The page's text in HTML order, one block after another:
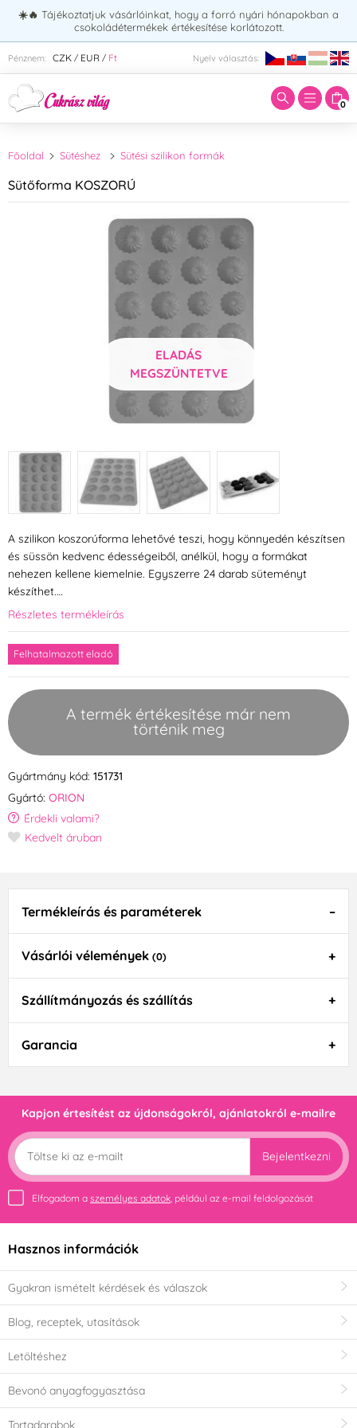
☀️🔥 Tájékoztatjuk vásárlóinkat, hogy a forró nyári hónapokban a
csokoládétermékek értékesítése korlátozott.
Pénznem: CZK / EUR / Ft Nyelv választás:
0
Adja meg a keresett kifejezést:
Főoldal Sütéshez Sütési szilikon formák
Sütőforma KOSZORÚ
ELADÁS
MEGSZÜNTETVE
A szilikon koszorúforma lehetővé teszi, hogy könnyedén készítsen
és süssön kedvenc édességeiből, anélkül, hogy a formákat
nehezen kellene kiemelnie. Egyszerre 24 darab süteményt
készíthet.…
Részletes termékleírás
Felhatalmazott eladó
A termék értékesítése már nem
történik meg
Gyártmány kód: 151731
Gyártó: ORION
Érdekli valami?
Kedvelt áruban
Termékleírás és paraméterek
Vásárlói vélemények (0)
Szállítmányozás és szállítás
Garancia
Kapjon értesítést az újdonságokról, ajánlatokról e-mailre
Bejelentkezni
Elfogadom a személyes adatok , például az e-mail feldolgozását
Hasznos információk
Gyakran ismételt kérdések és válaszok
Blog, receptek, utasítások
Letöltéshez
Bevonó anyagfogyasztása
Tortadarabok